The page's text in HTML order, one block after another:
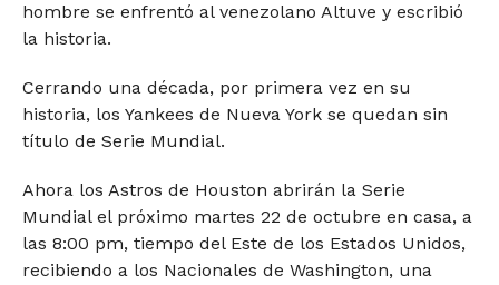
hombre se enfrentó al venezolano Altuve y escribió
la historia.
Cerrando una década, por primera vez en su
historia, los Yankees de Nueva York se quedan sin
título de Serie Mundial.
Ahora los Astros de Houston abrirán la Serie
Mundial el próximo martes 22 de octubre en casa, a
las 8:00 pm, tiempo del Este de los Estados Unidos,
recibiendo a los Nacionales de Washington, una